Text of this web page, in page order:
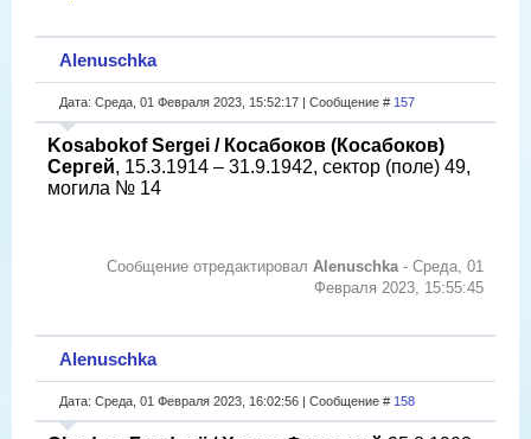
Alenuschka
Дата: Среда, 01 Февраля 2023, 15:52:17 | Сообщение # 157
Kosabokof Sergei / Косабоков (Косабоков)
Сергей, 15.3.1914 – 31.9.1942, сектор (поле) 49,
могила № 14
Сообщение отредактировал Alenuschka - Среда, 01
Февраля 2023, 15:55:45
Alenuschka
Дата: Среда, 01 Февраля 2023, 16:02:56 | Сообщение # 158